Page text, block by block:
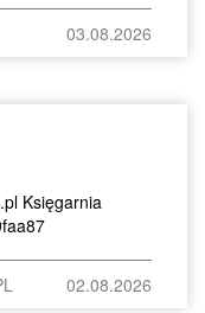
03.08.2026
Księgarnia
02.08.2026